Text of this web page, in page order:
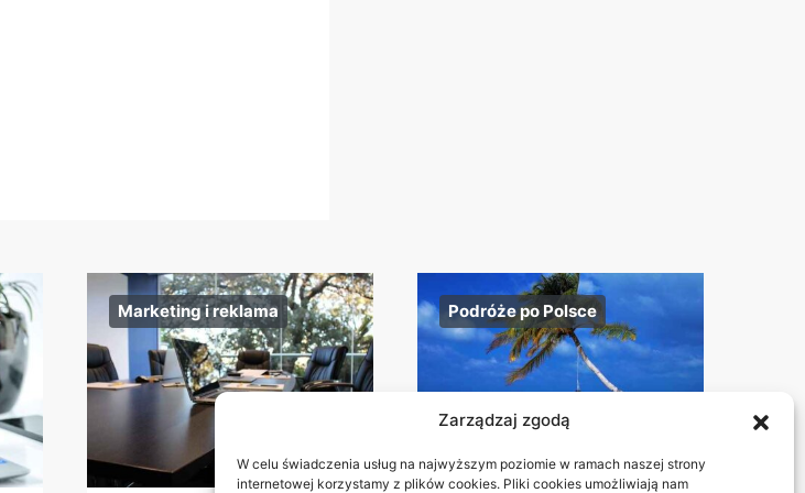
Zarządzaj zgodą
W celu świadczenia usług na najwyższym poziomie w ramach naszej strony
internetowej korzystamy z plików cookies. Pliki cookies umożliwiają nam
Marketing i reklama Podróże po Polsce